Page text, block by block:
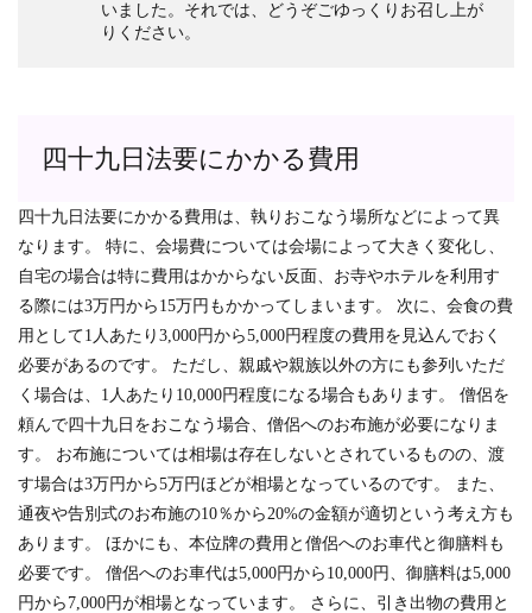
いました。それでは、どうぞごゆっくりお召し上が
りください。
四十九日法要にかかる費用
四十九日法要にかかる費用は、執りおこなう場所などによって異
なります。 特に、会場費については会場によって大きく変化し、
自宅の場合は特に費用はかからない反面、お寺やホテルを利用す
る際には3万円から15万円もかかってしまいます。
次に、会食の費
用として1人あたり3,000円から5,000円程度の費用を見込んでおく
必要があるのです。 ただし、親戚や親族以外の方にも参列いただ
く場合は、1人あたり10,000円程度になる場合もあります。 僧侶を
頼んで四十九日をおこなう場合、僧侶へのお布施が必要になりま
す。 お布施については相場は存在しないとされているものの、渡
す場合は3万円から5万円ほどが相場となっているのです。
また、
通夜や告別式のお布施の10％から20%の金額が適切という考え方も
あります。 ほかにも、本位牌の費用と僧侶へのお車代と御膳料も
必要です。 僧侶へのお車代は5,000円から10,000円、御膳料は5,000
円から7,000円が相場となっています。 さらに、引き出物の費用と